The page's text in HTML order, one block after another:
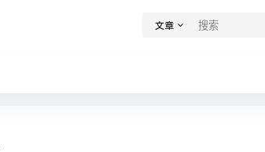
文章